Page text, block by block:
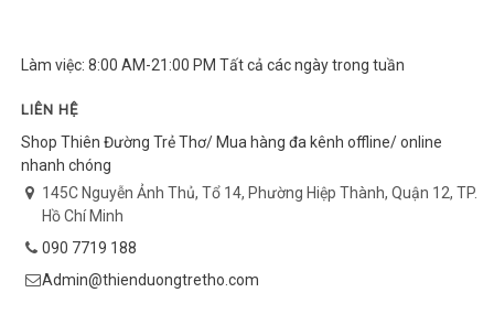
Làm việc: 8:00 AM-21:00 PM Tất cả các ngày trong tuần
LIÊN HỆ
Shop Thiên Đường Trẻ Thơ/ Mua hàng đa kênh offline/ online
nhanh chóng
145C Nguyễn Ảnh Thủ, Tổ 14, Phường Hiệp Thành, Quận 12, TP.
Hồ Chí Minh
090 7719 188
Admin@thienduongtretho.com